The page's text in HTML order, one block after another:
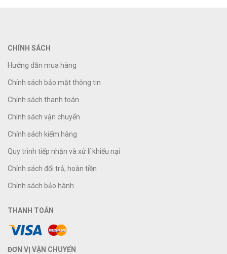
CHÍNH SÁCH
Hướng dẫn mua hàng
Chính sách bảo mật thông tin
Chính sách thanh toán
Chính sách vận chuyển
Chính sách kiểm hàng
Quy trình tiếp nhận và xử lí khiếu nại
Chính sách đổi trả, hoàn tiền
Chính sách bảo hành
THANH TOÁN
ĐƠN VỊ VẬN CHUYỂN